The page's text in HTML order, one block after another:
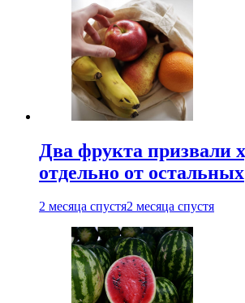
Два фрукта призвали
отдельно от остальных
2 месяца спустя2 месяца спустя